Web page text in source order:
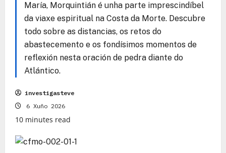
María, Morquintián é unha parte imprescindíbel
da viaxe espiritual na Costa da Morte. Descubre
todo sobre as distancias, os retos do
abastecemento e os fondísimos momentos de
reflexión nesta oración de pedra diante do
Atlántico.
investigasteve
6 Xuño 2026
10 minutes read